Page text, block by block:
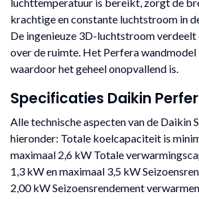
krachtige en constante luchtstroom in
De ingenieuze 3D-luchtstroom
over de ruimte. Het Perfera wandmodel
waardoor het geheel onopvallend is.
Specificaties Daikin
Alle technische aspecten van de Daikin
hieronder: Totale koelcapaciteit is
maximaal 2,6 kW Totale
1,3 kW en maximaal 3,5 kW
2,00 kW Seizoensrendement